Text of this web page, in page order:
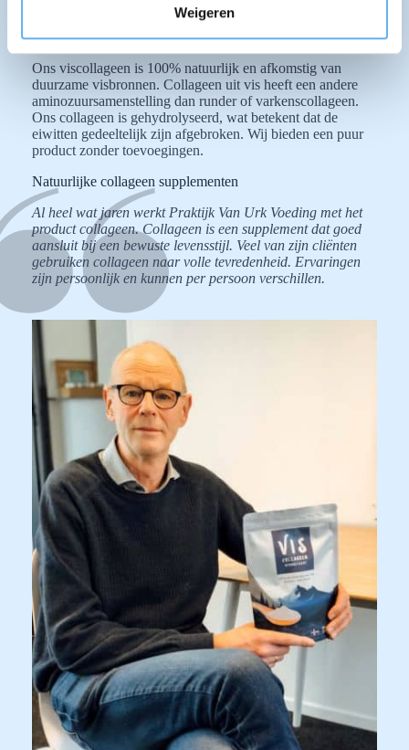
Weigeren
Waarom viscollageen?
Ons viscollageen is 100% natuurlijk en afkomstig van
duurzame visbronnen. Collageen uit vis heeft een andere
aminozuursamenstelling dan runder of varkenscollageen.
Ons collageen is gehydrolyseerd, wat betekent dat de
eiwitten gedeeltelijk zijn afgebroken. Wij bieden een puur
product zonder toevoegingen.
Natuurlijke collageen supplementen
Al heel wat jaren werkt Praktijk Van Urk Voeding met het
product collageen. Collageen is een supplement dat goed
aansluit bij een bewuste levensstijl. Veel van zijn cliënten
gebruiken collageen naar volle tevredenheid. Ervaringen
zijn persoonlijk en kunnen per persoon verschillen.